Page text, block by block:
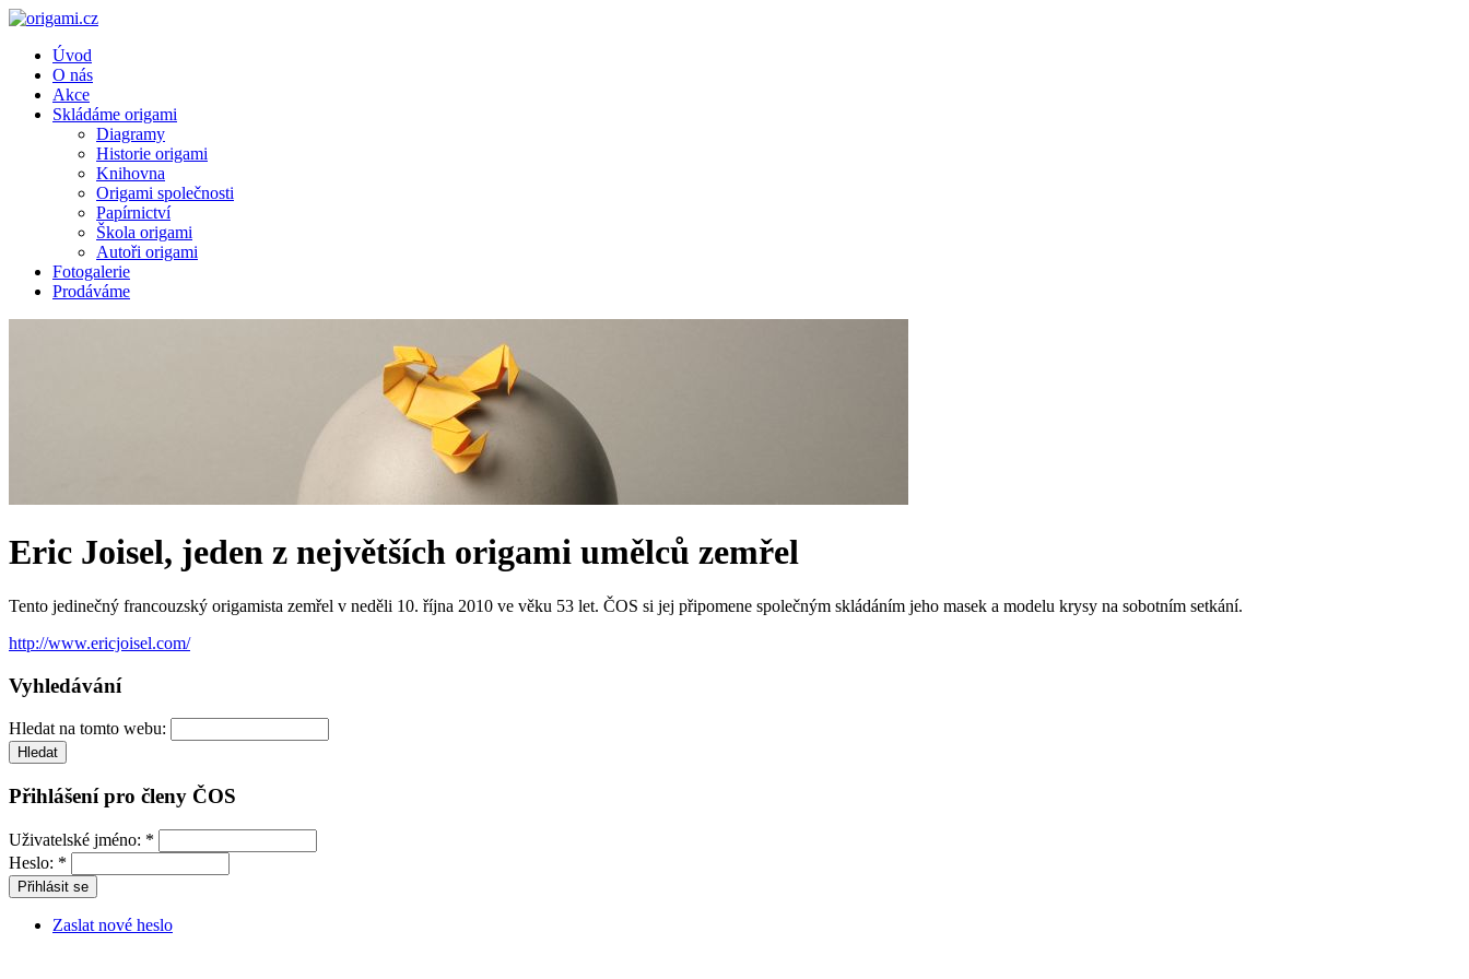
Úvod
O nás
Akce
Skládáme origami
Diagramy
Historie origami
Knihovna
Origami společnosti
Papírnictví
Škola origami
Autoři origami
Fotogalerie
Prodáváme
Eric Joisel, jeden z největších origami umělců zemřel
Tento jedinečný francouzský origamista zemřel v neděli 10. října 2010 ve věku 53 let. ČOS si jej připomene společným skládáním jeho masek a modelu krysy na sobotním setkání.
http://www.ericjoisel.com/
Vyhledávání
Hledat na tomto webu:
Přihlášení pro členy ČOS
Uživatelské jméno: *
Heslo: *
Zaslat nové heslo